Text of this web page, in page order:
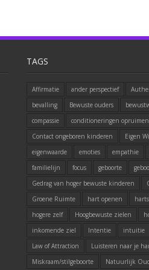
TAGS
Affirmatie ander perspectief
bevalling
Bewuste ouders
compassie
conditioneringen opruimen
Contact ongeboren kinderen
Eigen
eigenwaarde
emoties empathie
familielijn
focus geboorte
Gedrag van hoger bewuste kinderen
Groene Ruimte
hart openen
hogere zelf
Hoogbewuste zielen
inkomende ziel
Intentie intuitie
Law of Attraction
Luisteren naar je
Miskraam/stilgeboorte
Natuurlijk